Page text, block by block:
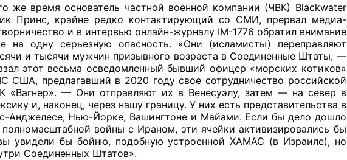
же время основатель частной военной компании (ЧВК) Blackwater
Принс, крайне редко контактирующий со СМИ, прервал медиа-
и в интервью онлайн-журналу IM-1776 обратил внимание
на одну серьезную опасность. «Они (исламисты) переправляют
и тысячи мужчин призывного возраста в Соединенные Штаты, —
этот весьма осведомленный бывший офицер «морских котиков»
США, предлагавший в 2020 году свое сотрудничество российской
«Вагнер». — Они отправляют их в Венесуэлу, затем — на север в
и, наконец, через нашу границу. У них есть представительства в
Анджелесе, Нью-Йорке, Вашингтоне и Майами. Если бы дело дошло
войны с Ираном, эти ячейки активизировались бы
увидели бы бойню, подобную устроенной ХАМАС (в Израиле), но
Соединенных Штатов».